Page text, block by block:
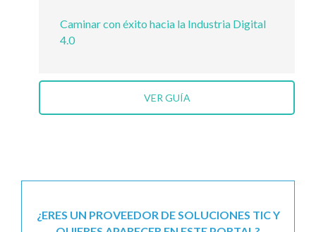
Caminar con éxito hacia la Industria Digital
4.0
VER GUÍA
¿ERES UN PROVEEDOR DE SOLUCIONES TIC Y